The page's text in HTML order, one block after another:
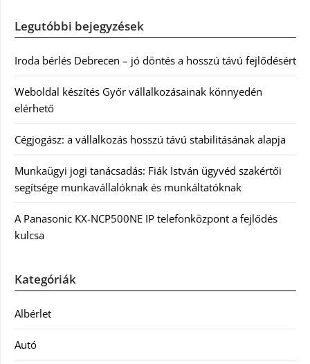
Legutóbbi bejegyzések
Iroda bérlés Debrecen – jó döntés a hosszú távú fejlődésért
Weboldal készítés Győr vállalkozásainak könnyedén
elérhető
Cégjogász: a vállalkozás hosszú távú stabilitásának alapja
Munkaügyi jogi tanácsadás: Fiák István ügyvéd szakértői
segítsége munkavállalóknak és munkáltatóknak
A Panasonic KX-NCP500NE IP telefonközpont a fejlődés
kulcsa
Kategóriák
Albérlet
Autó